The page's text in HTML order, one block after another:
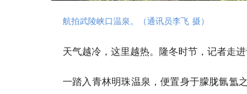
航拍武陵峡口温泉。（通讯员李飞 摄）
天气越冷，这里越热。隆冬时节，记者走
一踏入青林明珠温泉，便置身于朦胧氤氲